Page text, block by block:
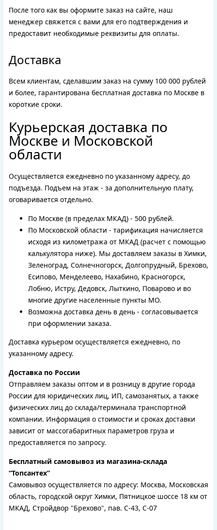
После того как вы оформите заказ на сайте, наш
менеджер свяжется с вами для его подтверждения и
предоставит необходимые реквизиты для оплаты.
Доставка
Всем клиентам, сделавшим заказ на сумму 100 000 рублей
и более, гарантирована бесплатная доставка по Москве в
короткие сроки.
Курьерская доставка по
Москве и Московской
области
Осуществляется ежедневно по указанному адресу, до
подъезда. Подъем на этаж - за дополнительную плату,
оговаривается отдельно.
По Москве (в пределах МКАД) - 500 рублей.
По Московской области - тарификация начисляется
исходя из километража от МКАД (расчет с помощью
калькулятора ниже). Мы доставляем заказы в Химки,
Зеленоград, Солнечногорск, Долгопрудный, Брехово,
Есипово, Менделеево, Нахабино, Красногорск,
Лобню, Истру, Дедовск, Лыткино, Поварово и во
многие другие населенные пункты МО.
Возможна доставка день в день - согласовывается
при оформлении заказа.
Доставка курьером осуществляется ежедневно, по
указанному адресу.
Доставка по России
Отправляем заказы оптом и в розницу в другие города
России для юридических лиц, ИП, самозанятых, а также
физических лиц до склада/терминала транспортной
компании. Информация о стоимости и сроках доставки
зависит от массогабаритных параметров груза и
предоставляется по запросу.
Бесплатный самовывоз из магазина-склада
“Топсантех”
Самовывоз осуществляется по адресу: Москва, Московская
область, городской округ Химки, Пятницкое шоссе 18 км от
МКАД, Стройдвор "Брехово", пав. С-43, С-07